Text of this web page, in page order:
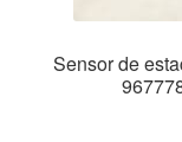
Sensor de